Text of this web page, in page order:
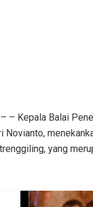
– – Kepala Balai
Novianto,
yang